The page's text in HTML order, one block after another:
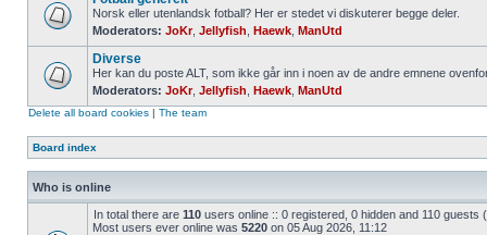
Norsk eller utenlandsk fotball? Her er stedet vi diskuterer begge deler.
Moderators: JoKr, Jellyfish Haewk ManUtd
Diverse
Her kan du poste ALT, som ikke går inn i noen av de andre emnene
Moderators: JoKr, Jellyfish Haewk ManUtd
Delete all board cookies | The team
Board index
Who is online
In total there are 110 users online :: 0 registered, 0 hidden and 110
Most users ever online was 5220 on 05 Aug 2026, 11:12